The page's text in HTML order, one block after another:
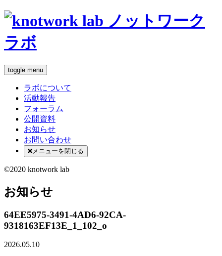
toggle menu
ラボについて
活動報告
フォーラム
公開資料
お知らせ
お問い合わせ
メニューを閉じる
©2020 knotwork lab
お知らせ
64EE5975-3491-4AD6-92CA-
9318163EF13E_1_102_o
2026.05.10